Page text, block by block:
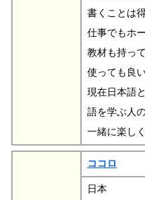
書くことは
仕事でもホ
教材も持っ
使っても良
現在日本語
語を学ぶ人
一緒に楽し
ココロ
日本